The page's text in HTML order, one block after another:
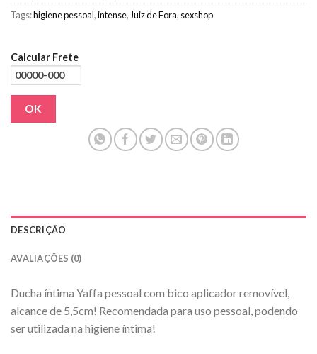
Tags:higiene pessoal,intense, Juiz de Fora, sexshop
Calcular Frete
OK
DESCRIÇÃO
AVALIAÇÕES (0)
Ducha íntima Yaffa pessoal com bico aplicador removível,
alcance de 5,5cm! Recomendada para uso pessoal, podendo
ser utilizada na higiene íntima!